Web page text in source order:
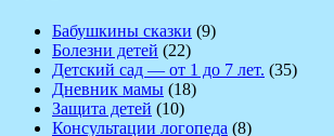
Бабушкины сказки (9)
Болезни детей (22)
Детский сад — от 1 до 7 лет. (35)
Дневник мамы (18)
Защита детей (10)
Консультации логопеда (8)